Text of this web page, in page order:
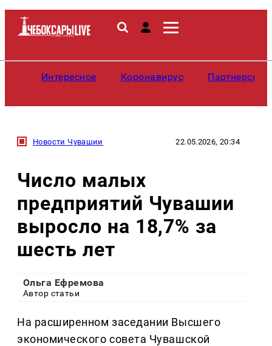
Интересное Коронавирус
Новости Чувашии 22.05.2026, 20:34
Число малых
предприятий Чувашии
выросло на 18,7% за
шесть лет
Ольга Ефремова
Автор статьи
На расширенном заседании Высшего
экономического совета Чувашской